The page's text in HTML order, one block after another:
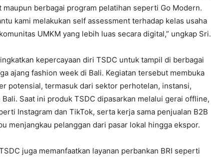
berbagai program pelatihan seperti Go Modern.
kami melakukan self assessment terhadap kelas usaha
UMKM yang lebih luas secara digital,” ungkap Sri.
kepercayaan diri TSDC untuk tampil di berbagai
ajang fashion week di Bali. Kegiatan tersebut membuka
potensial, termasuk dari sektor perhotelan, instansi,
Saat ini produk TSDC dipasarkan melalui gerai offline,
Instagram dan TikTok, serta kerja sama penjualan B2B
menjangkau pelanggan dari pasar lokal hingga ekspor.
juga memanfaatkan layanan perbankan BRI seperti